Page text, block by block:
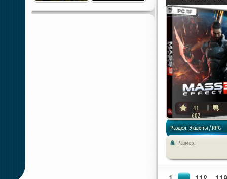
41
602
Раздел: Экшены / RPG
Размер: